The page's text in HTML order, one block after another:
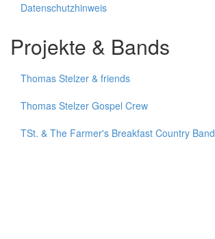
Datenschutzhinweis
Projekte & Bands
Thomas Stelzer & friends
Thomas Stelzer Gospel Crew
TSt. & The Farmer's Breakfast Country Band